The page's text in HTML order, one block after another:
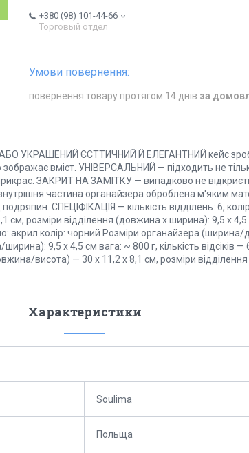
+380 (98) 101-44-66
Торговый отдел
повернення товару протягом 14 днів за
УКРАШЕНИЙ ЄСТТИЧНИЙ Й ЕЛЕГАНТНИЙ кейс
вміст. УНІВЕРСАЛЬНИЙ — підходить не
ЗАКРИТ НА ЗАМІТКУ — випадково не
частина органайзера оброблена м'яким
СПЕЦІФІКАЦІЯ — кількість відділень: 6,
см, розміри відділення (довжина х ширина): 9,5 х 4,5
акрил колір: чорний Розміри органайзера
9,5 х 4,5 см вага: ~ 800 г, кількість відсіків
висота) — 30 х 11,2 х 8,1 см, розміри
Характеристики
Soulima
Польща